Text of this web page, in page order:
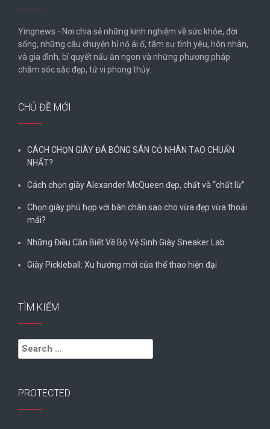
Yingnews - Nơi chia sẻ những kinh nghiệm về sức khỏe, đời
sống, những câu chuyện hỉ nộ ái ố, tâm sự tình yêu, hôn nhân,
và gia đình, bí quyết nấu ăn ngon và những phương pháp
chăm sóc sắc đẹp, tử vi phong thủy.
CHỦ ĐỀ MỚI
CÁCH CHỌN GIÀY ĐÁ BÓNG SÂN CỎ NHÂN TẠO CHUẨN
NHẤT?
Cách chọn giày Alexander McQueen đẹp, chất và “chất lừ”
Chọn giày phù hợp với bàn chân sao cho vừa đẹp vừa thoải
mái?
Những Điều Cần Biết Về Bộ Vệ Sinh Giày Sneaker Lab
Giày Pickleball: Xu hướng mới của thể thao hiện đại
TÌM KIẾM
Search
for:
PROTECTED